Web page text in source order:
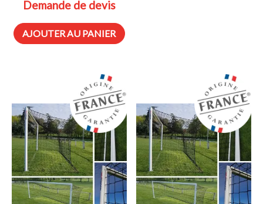
Demande de devis
AJOUTER AU PANIER